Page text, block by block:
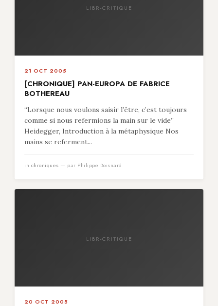
LIBR-CRITIQUE
21 OCT 2005
[CHRONIQUE] PAN-EUROPA DE FABRICE
BOTHEREAU
“Lorsque nous voulons saisir l’être, c’est toujours
comme si nous refermions la main sur le vide”
Heidegger, Introduction à la métaphysique Nos
mains se referment...
in chroniques — par Philippe Boisnard
LIBR-CRITIQUE
20 OCT 2005